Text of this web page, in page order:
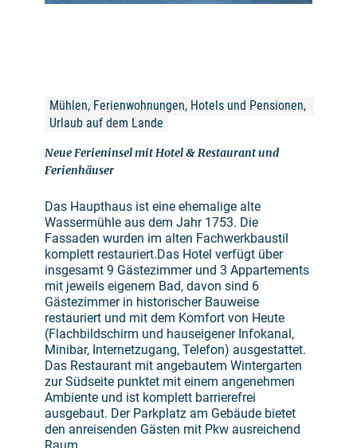
Mühlen, Ferienwohnungen, Hotels und Pensionen,
Urlaub auf dem Lande
Neue Ferieninsel mit Hotel & Restaurant und
Ferienhäuser
Das Haupthaus ist eine ehemalige alte
Wassermühle aus dem Jahr 1753. Die
Fassaden wurden im alten Fachwerkbaustil
komplett restauriert.Das Hotel verfügt über
insgesamt 9 Gästezimmer und 3 Appartements
mit jeweils eigenem Bad, davon sind 6
Gästezimmer in historischer Bauweise
restauriert und mit dem Komfort von Heute
(Flachbildschirm und hauseigener Infokanal,
Minibar, Internetzugang, Telefon) ausgestattet.
Das Restaurant mit angebautem Wintergarten
zur Südseite punktet mit einem angenehmen
Ambiente und ist komplett barrierefrei
ausgebaut. Der Parkplatz am Gebäude bietet
den anreisenden Gästen mit Pkw ausreichend